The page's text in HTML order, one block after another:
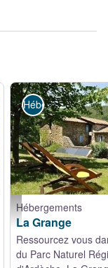
Maison d'hôtes La
Hébergements
Hébergements
La Grange
Ressourcez vous
du Parc Naturel